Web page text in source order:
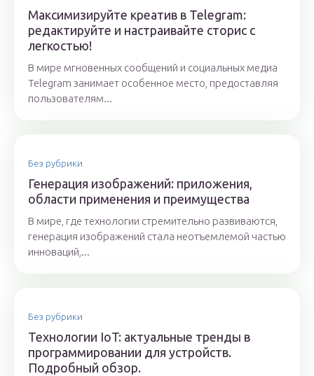
Максимизируйте креатив в Telegram:
редактируйте и настраивайте сторис с
легкостью!
В мире мгновенных сообщений и социальных медиа
Telegram занимает особенное место, предоставляя
пользователям...
Без рубрики
Генерация изображений: приложения,
области применения и преимущества
В мире, где технологии стремительно развиваются,
генерация изображений стала неотъемлемой частью
инноваций,...
Без рубрики
Технологии IoT: актуальные тренды в
программировании для устройств.
Подробный обзор.